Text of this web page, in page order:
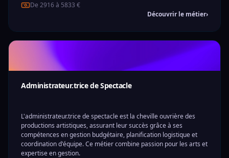
De 2916 à 5833 €
Découvrir le métier›
Administrateur.trice de Spectacle
L'administrateur.trice de spectacle est la cheville ouvrière des
productions artistiques, assurant leur succès grâce à ses
compétences en gestion budgétaire, planification logistique et
coordination d'équipe. Ce métier combine passion pour les arts et
expertise en gestion.